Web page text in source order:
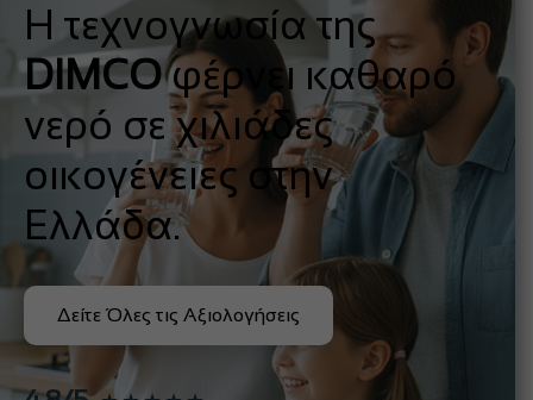
Η τεχνογνωσία της
DIMCOφέρνει καθαρό
νερό σε χιλιάδες
οικογένειες στην
Ελλάδα.
Δείτε Όλες τις Αξιολογήσεις